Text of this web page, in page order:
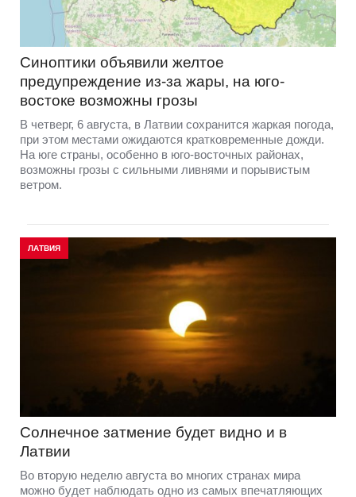
Синоптики объявили желтое
предупреждение из-за жары, на юго-
востоке возможны грозы
В четверг, 6 августа, в Латвии сохранится жаркая погода,
при этом местами ожидаются кратковременные дожди.
На юге страны, особенно в юго-восточных районах,
возможны грозы с сильными ливнями и порывистым
ветром.
ЛАТВИЯ
Солнечное затмение будет видно и в
Латвии
Во вторую неделю августа во многих странах мира
можно будет наблюдать одно из самых впечатляющих